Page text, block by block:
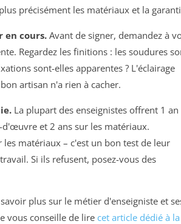
précisément les matériaux et la
en cours.Avant de signer, demandez à
Regardez les finitions : les soudures
sont-elles apparentes ? L'éclairage
artisan n'a rien à cacher.
La plupart des enseignistes offrent 1 an
et 2 ans sur les matériaux.
les matériaux – c'est un bon test de leur
Si ils refusent, posez-vous des
plus sur le métier d'enseigniste et
vous conseille de lire cet article dédié à la